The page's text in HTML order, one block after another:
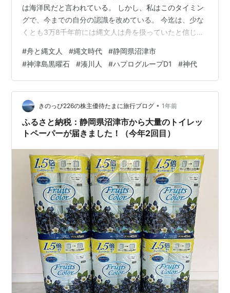
は海洋民だと言われている。 しかし、私はこのタイミン
グで、今までの自分の認識を改めている。 今迄は、少な
くとも3万8千年前には縄文人は舟を扱っていたと信じて
その根拠としている。 これは、都市伝説界隈でも比較的
有名な話である。しかし、この度ブログを描きながら今
までの自分の考えを再確認しているうちに、沼津市と神
津島は当時でも海で隔てられていた、という認識はもし
かしたら誤りではないかとも想っている。 この件につい
ては、後に話…
#舟と縄文人 #縄文時代 #静岡県沼津市
#神津島黒曜石 #湊川人 #ハプログループD1 #神代
きのっぴ226の株主優待たまに旅行ブログ • 1年前
ふるさと納税：静岡県沼津市から大量のトイレッ
トペーパーが届きました！（今年2回目）